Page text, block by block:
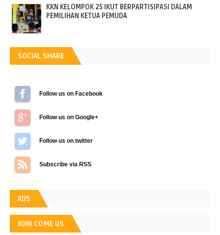
KKN KELOMPOK 25 IKUT BERPARTISIPASI DALAM
PEMILIHAN KETUA PEMUDA
SOCIAL SHARE
Follow us on Facebook
Follow us on Google+
Follow us on Twitter
Subscribe via RSS
ADS
JOIN COME US